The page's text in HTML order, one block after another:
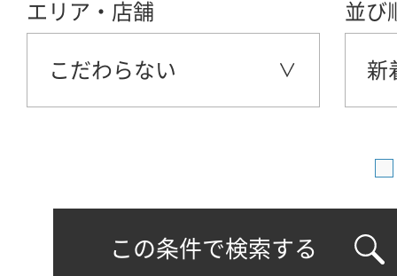
エリア・店舗
こだわらない
並び
新
この条件で検索する